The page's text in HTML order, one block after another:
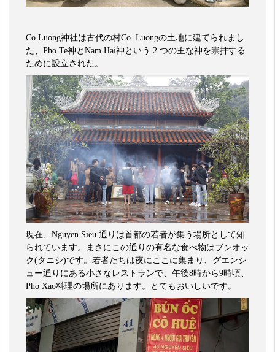
Co Luong神社は古代の村Co Luongの土地に建てられまし
た、 Pho Te神とNam Hai神という 2 つの主な神を崇拝する
ために設立された。
現在、 Nguyen Sieu 通りは首都の若者が集う場所として知
られています。まさにこの通りの有名な食べ物はブンオッ
ク(タニシ)です。若者たちは夜にここに集まり、グエンシ
ュー通りにある小さなレストランで、午後8時から9時頃、
Pho Xao料理の場所にあります。とてもおいしいです。